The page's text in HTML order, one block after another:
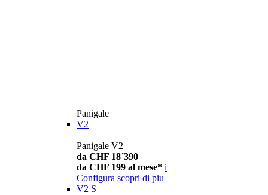
Panigale
V2
Panigale V2
da CHF 18´390
da CHF 199 al mese* i
Configura scopri di piu
V2 S